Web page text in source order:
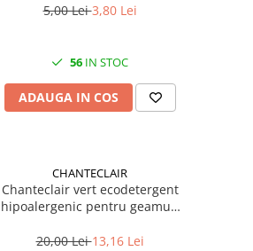
5,00 Lei3,80 Lei
56 IN STOC
ADAUGA IN COS
CHANTECLAIR
Chanteclair vert ecodetergent
hipoalergenic pentru geamuri
20,00 Lei13,16 Lei